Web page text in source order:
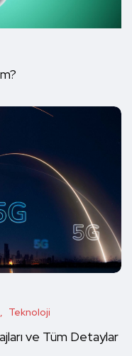
Teknoloji
ve Tüm Detaylar